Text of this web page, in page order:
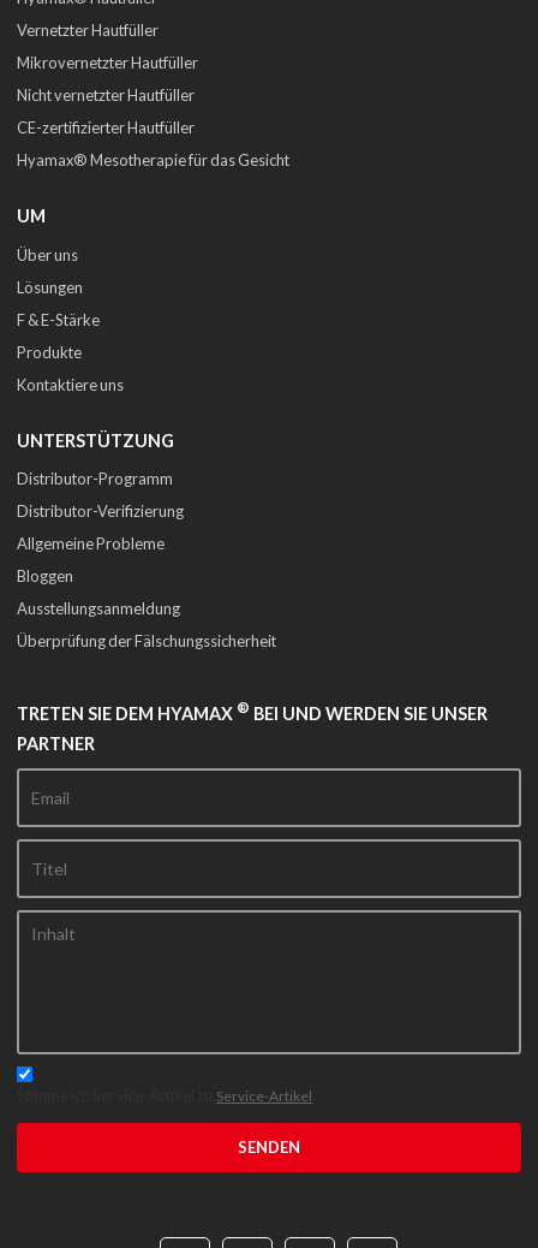
Vernetzter Hautfüller
Mikrovernetzter Hautfüller
Nicht vernetzter Hautfüller
CE-zertifizierter Hautfüller
Hyamax® Mesotherapie für das Gesicht
UM
Über uns
Lösungen
F & E-Stärke
Produkte
Kontaktiere uns
UNTERSTÜTZUNG
Distributor-Programm
Distributor-Verifizierung
Allgemeine Probleme
Bloggen
Ausstellungsanmeldung
Überprüfung der Fälschungssicherheit
TRETEN SIE DEM HYAMAX ® BEI UND WERDEN SIE UNSER
PARTNER
Service-Artikel
SENDEN